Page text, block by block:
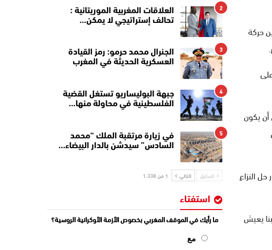
حركة
يكون
النزاع
يعيش
2
العلاقات المغربية الموريتانية :
تحالف إستراتيجي لا يمكن…
3
الجنرال محمد حرمو: رمز القيادة
العسكرية الحديثة في المغرب
4
جبهة البوليساريو تستغل القضية
الفلسطينية في محاولة منها…
5
في زيارة مرتقبة الملك “محمد
السادس” سيدشن بالدار البيضاء…
السابق التالي 1 من 1٬338
استفتاء
ما رأيك في الموقف المغربي بخصوص الأزمة الأوكرانية الروسية؟
مع